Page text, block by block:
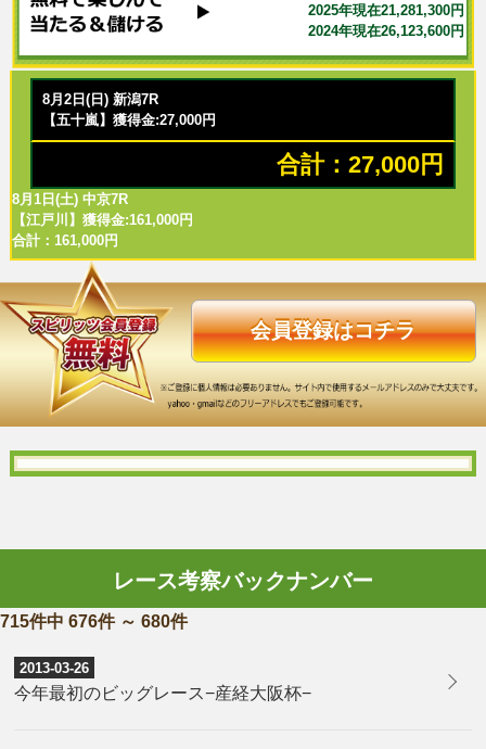
2025年現在21,281,300円
2024年現在26,123,600円
8月2日(日) 新潟7R
【五十嵐】獲得金:27,000円
合計：27,000円
8月1日(土) 中京7R
【江戸川】獲得金:161,000円
合計：161,000円
会員登録はコチラ
レース考察バックナンバー
715件中 676件 ～ 680件
2013-03-26
今年最初のビッグレース−産経大阪杯−